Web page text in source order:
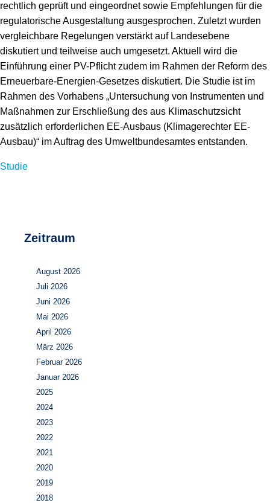
Schriften zum Umweltenergierecht
rechtlich geprüft und eingeordnet sowie Empfehlungen für die
regulatorische Ausgestaltung ausgesprochen. Zuletzt wurden
vergleichbare Regelungen verstärkt auf Landesebene
diskutiert und teilweise auch umgesetzt. Aktuell wird die
Einführung einer PV-Pflicht zudem im Rahmen der Reform des
Erneuerbare-Energien-Gesetzes diskutiert. Die Studie ist im
Rahmen des Vorhabens „Untersuchung von Instrumenten und
Maßnahmen zur Erschließung des aus Klimaschutzsicht
zusätzlich erforderlichen EE-Ausbaus (Klimagerechter EE-
Ausbau)“ im Auftrag des Umweltbundesamtes entstanden.
Studie
Zeitraum
August 2026
Juli 2026
Juni 2026
Mai 2026
April 2026
März 2026
Februar 2026
Januar 2026
2025
2024
2023
2022
2021
2020
2019
2018